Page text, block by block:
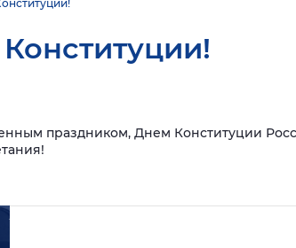
праздником, Днем Конституции
Подробнее